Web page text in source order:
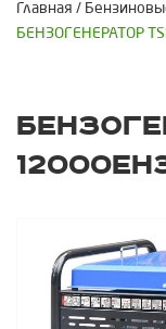
Главная /
БЕНЗОГЕНЕРАТОР